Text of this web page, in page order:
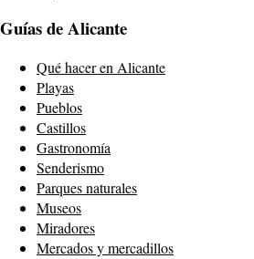
Guías de Alicante
Qué hacer en Alicante
Playas
Pueblos
Castillos
Gastronomía
Senderismo
Parques naturales
Museos
Miradores
Mercados y mercadillos